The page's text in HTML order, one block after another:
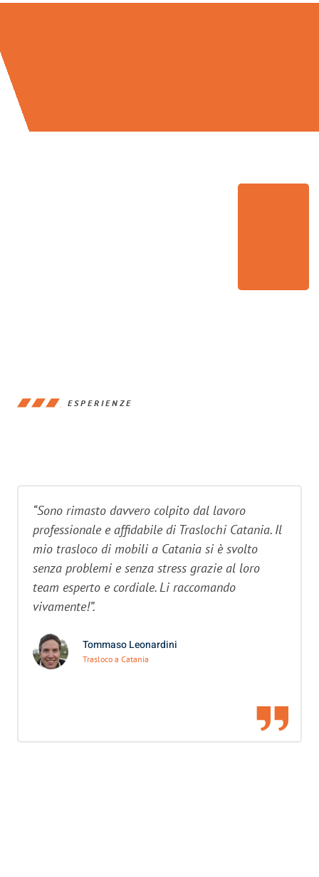
ESPERIENZE
“Sono rimasto davvero colpito dal lavoro
professionale e affidabile di Traslochi Catania. Il
mio trasloco di mobili a Catania si è svolto
senza problemi e senza stress grazie al loro
team esperto e cordiale. Li raccomando
vivamente!”.
Tommaso Leonardini
Trasloco a Catania